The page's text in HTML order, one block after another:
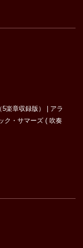
楽章収録版） | アラ
ク・サマーズ ( 吹奏